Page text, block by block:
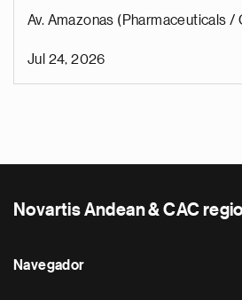
Av. Amazonas (Pharmaceuticals /
Jul 24, 2026
Novartis Andean & CAC
Navegador